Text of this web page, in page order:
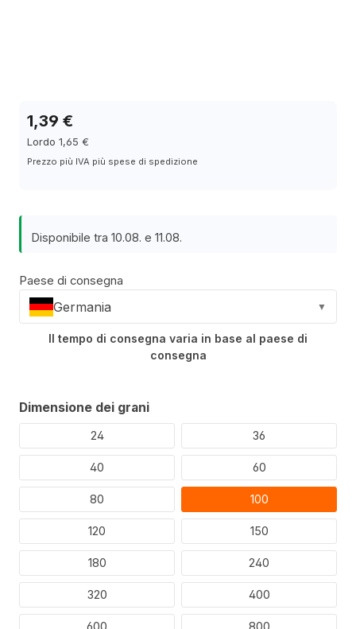
1,39 €
Lordo 1,65 €
Prezzo più IVA più spese di spedizione
Disponibile tra 10.08. e 11.08.
Paese di consegna
Germania ▼
Il tempo di consegna varia in base al paese di
consegna
Selezionare
Dimensione dei grani
24 36
40 60
80 100
120 150
180 240
320 400